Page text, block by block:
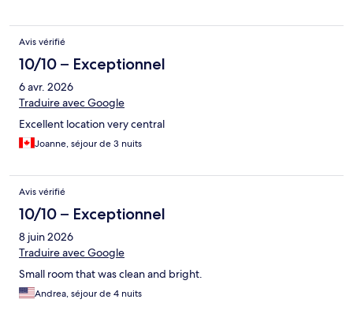
Avis vérifié
10/10 – Exceptionnel
6 avr. 2026
Traduire avec Google
Excellent location very central
Joanne, séjour de 3 nuits
Avis vérifié
10/10 – Exceptionnel
8 juin 2026
Traduire avec Google
Small room that was clean and bright.
Andrea, séjour de 4 nuits